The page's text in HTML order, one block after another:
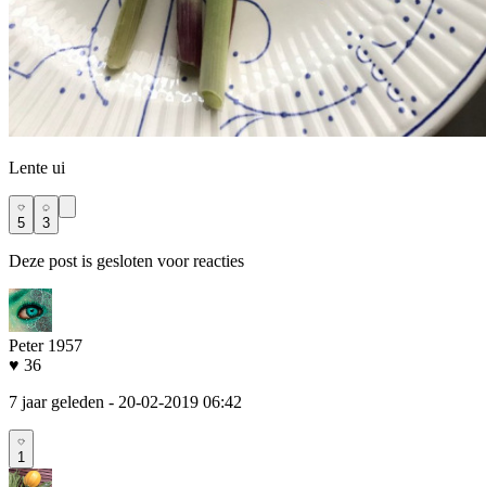
Lente ui
5 3
Deze post is gesloten voor reacties
Peter 1957
♥ 36
7 jaar geleden - 20-02-2019 06:42
1